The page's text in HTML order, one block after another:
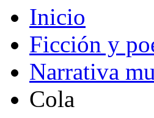
Inicio
Ficción y
Narrativa
Cola